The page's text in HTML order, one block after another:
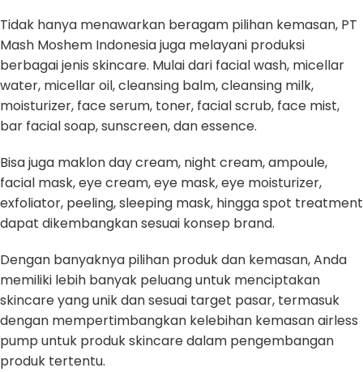
Tidak hanya menawarkan beragam pilihan kemasan, PT
Mash Moshem Indonesia juga melayani produksi
berbagai jenis skincare. Mulai dari facial wash, micellar
water, micellar oil, cleansing balm, cleansing milk,
moisturizer, face serum, toner, facial scrub, face mist,
bar facial soap, sunscreen, dan essence.
Bisa juga maklon day cream, night cream, ampoule,
facial mask, eye cream, eye mask, eye moisturizer,
exfoliator, peeling, sleeping mask, hingga spot treatment
dapat dikembangkan sesuai konsep brand.
Dengan banyaknya pilihan produk dan kemasan, Anda
memiliki lebih banyak peluang untuk menciptakan
skincare yang unik dan sesuai target pasar, termasuk
dengan mempertimbangkan kelebihan kemasan airless
pump untuk produk skincare dalam pengembangan
produk tertentu.